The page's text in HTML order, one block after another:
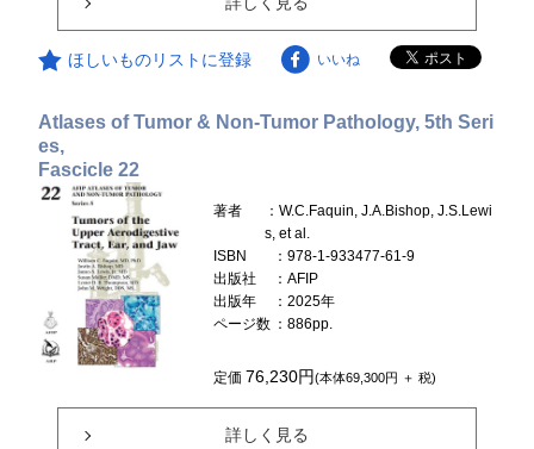
ほしいものリストに登録 いいね
Atlases of Tumor & Non-Tumor Pathology, 5th Seri
es,
Fascicle 22
著者
：W.C.Faquin, J.A.Bishop, J.S.Lewi
s, et al.
ISBN
：978-1-933477-61-9
出版社
：AFIP
出版年
：2025年
ページ数 ：886pp.
定価76,230円(本体69,300円 ＋ 税)
詳しく見る